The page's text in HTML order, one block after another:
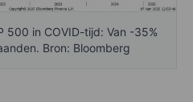
500 in COVID-tijd: Van -35%
Bron: Bloomberg